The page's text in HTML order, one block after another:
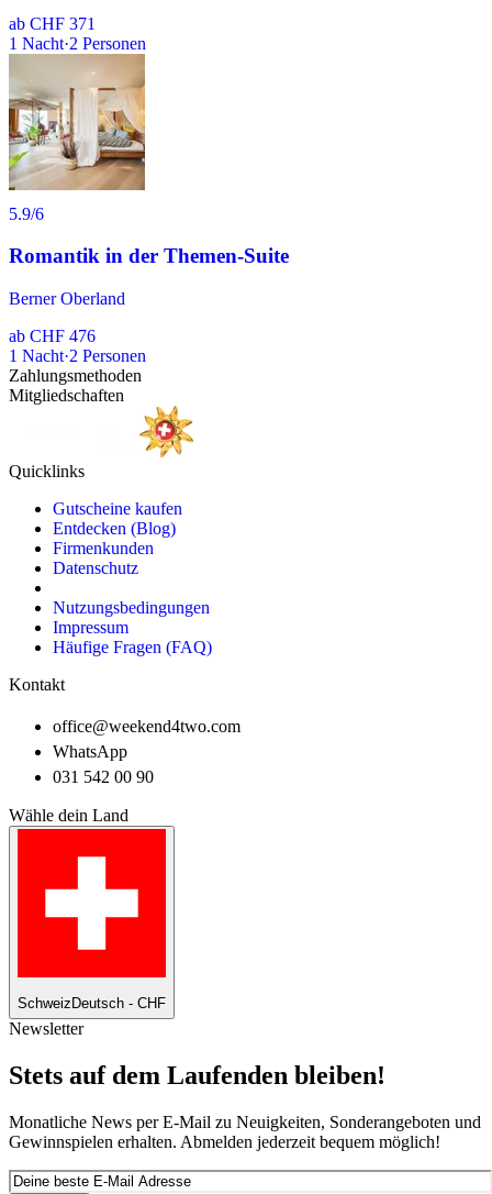
ab CHF 371
1 Nacht·2 Personen
5.9/6
Romantik in der Themen-Suite
Berner Oberland
ab CHF 476
1 Nacht·2 Personen
Zahlungsmethoden
Mitgliedschaften
Quicklinks
Gutscheine kaufen
Entdecken (Blog)
Firmenkunden
Datenschutz
Nutzungsbedingungen
Impressum
Häufige Fragen (FAQ)
Kontakt
office@weekend4two.com
WhatsApp
031 542 00 90
Wähle dein Land
Schweiz Deutsch - CHF
Newsletter
Stets auf dem Laufenden bleiben!
Monatliche News per E-Mail zu Neuigkeiten, Sonderangeboten und
Gewinnspielen erhalten. Abmelden jederzeit bequem möglich!